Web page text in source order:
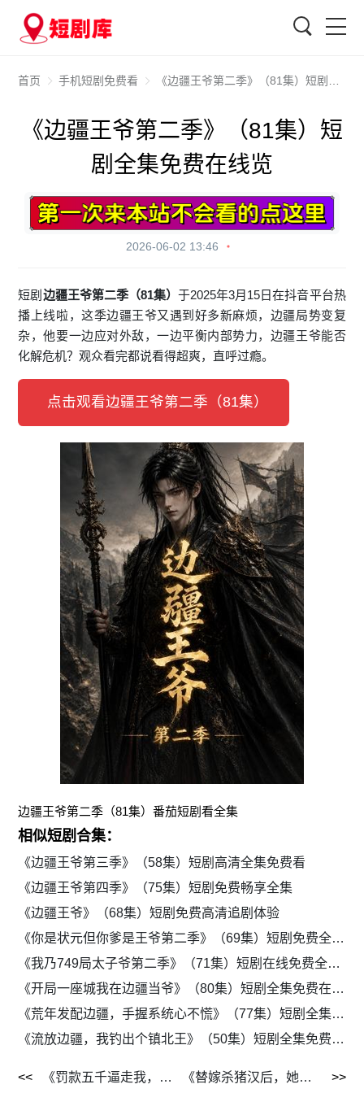
首页 手机短剧免费看 《边疆王爷第二季》（81集）短剧全集免费在线览
《边疆王爷第二季》（81集）短
剧全集免费在线览
2026-06-02 13:46
短剧 边疆王爷第二季（81集）于2025年3月15日在抖音平台热
播上线啦，这季边疆王爷又遇到好多新麻烦，边疆局势变复
杂，他要一边应对外敌，一边平衡内部势力，边疆王爷能否
化解危机？观众看完都说看得超爽，直呼过瘾。
点击观看边疆王爷第二季（81集）
边疆王爷第二季（81集）番茄短剧看全集
相似短剧合集：
《边疆王爷第三季》（58集）短剧高清全集免费看
《边疆王爷第四季》（75集）短剧免费畅享全集
《边疆王爷》（68集）短剧免费高清追剧体验
《你是状元但你爹是王爷第二季》（69集）短剧免费全集高清看
《我乃749局太子爷第二季》（71集）短剧在线免费全集追剧
《开局一座城我在边疆当爷》（80集）短剧全集免费在线追
《荒年发配边疆，手握系统心不慌》（77集）短剧全集免费在线看
《流放边疆，我钓出个镇北王》（50集）短剧全集免费观看
《罚款五千逼走我，厂长你哭什么》（50集）短剧高清全集免费赏 《替嫁杀猪汉后，她靠医术权宠天下》（62集）短剧免费全集在线追